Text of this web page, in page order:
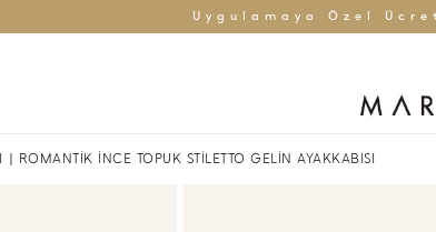
Uygulamaya Özel
| ROMANTİK İNCE TOPUK STİLETTO GELİN AYAKKABISI